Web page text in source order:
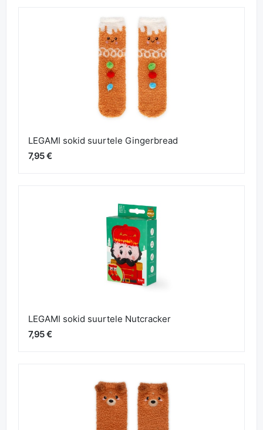
LEGAMI sokid suurtele Gingerbread
7,95 €
LEGAMI sokid suurtele Nutcracker
7,95 €